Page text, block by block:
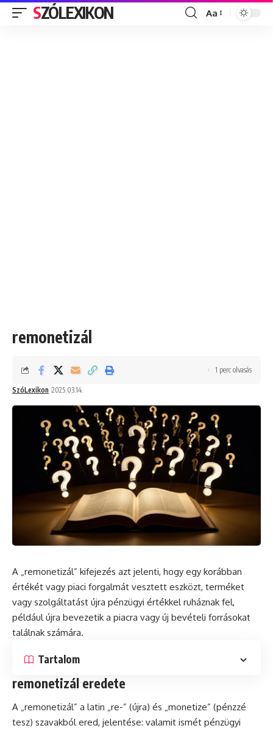
SZÓLEXIKON
Font
Aa
remonetizál
SzóLexikon 2025.03.14.
1 perc olvasás
A „remonetizál” kifejezés azt jelenti, hogy egy korábban
értékét vagy piaci forgalmát vesztett eszközt, terméket
vagy szolgáltatást újra pénzügyi értékkel ruháznak fel,
például újra bevezetik a piacra vagy új bevételi forrásokat
találnak számára.
Tartalom
remonetizál eredete
A „remonetizál” a latin „re-” (újra) és „monetize” (pénzzé
tesz) szavakból ered, jelentése: valamit ismét pénzügyi